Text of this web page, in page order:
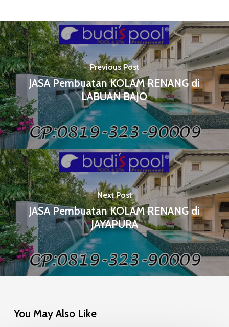
Previous Post
JASA Pembuatan KOLAM RENANG di
LABUAN BAJO
Next Post
JASA Pembuatan KOLAM RENANG di
JAYAPURA
You May Also Like